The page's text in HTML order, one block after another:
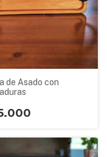
de Asado con